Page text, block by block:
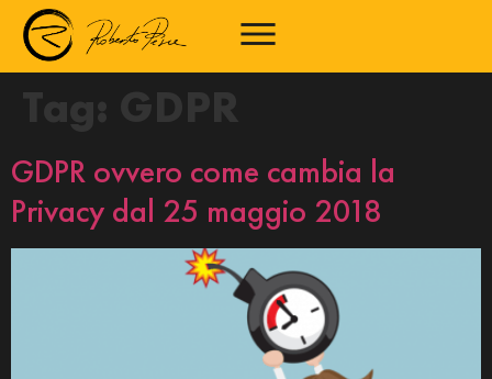
Tag: GDPR
GDPR ovvero come cambia la
Privacy dal 25 maggio 2018